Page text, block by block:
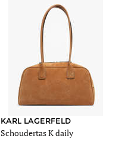
KARL LAGERFELD
Schoudertas K daily